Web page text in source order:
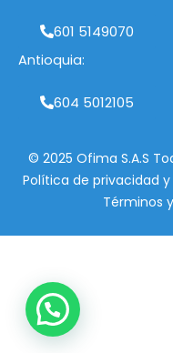
601 5149070
Antioquia:
604 5012105
© 2025 Ofima S.A.S
Política de privacidad y
Términos